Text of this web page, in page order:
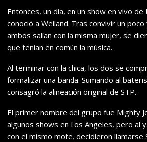
Entonces, un día, en un show en vivo de
conoció a Weiland. Tras convivir un
ambos salían con la misma mujer, se
que tenían en común la música.
Al terminar con la chica, los dos se
formalizar una banda. Sumando al
consagró la alineación original de STP.
El primer nombre del grupo fue Mighty
algunos shows en Los Angeles, pero al
con el mismo mote, decidieron llamarse